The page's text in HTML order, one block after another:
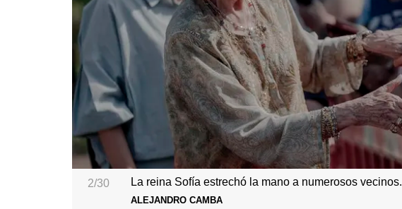
2/30 La reina Sofía estrechó la mano a numerosos vecinos.
ALEJANDRO CAMBA